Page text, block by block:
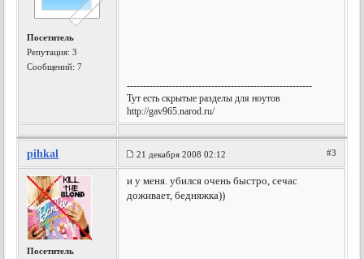
Посетитель
Репутация:3
Сообщений: 7
---------------------------------------------------------
Тут есть скрытые разделы для ноутов
http://gav965.narod.ru/
pihkal 21 декабря 2008 02:12 #3
Посетитель
и у меня. убился очень быстро, сечас
доживает, бедняжка))